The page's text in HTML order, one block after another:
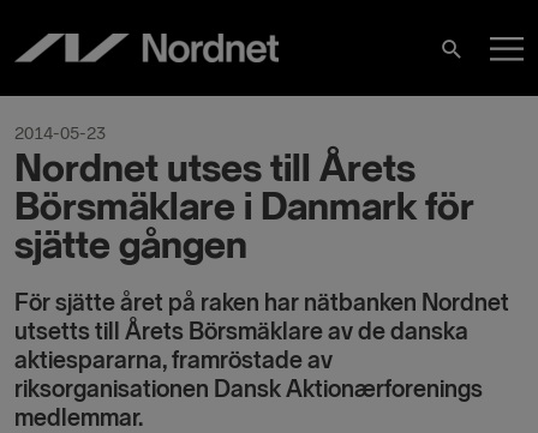
content
Search
2014-05-23
Nordnet utses till Årets
Börsmäklare i Danmark för
sjätte gången
För sjätte året på raken har nätbanken Nordnet
utsetts till Årets Börsmäklare av de danska
aktiespararna, framröstade av
riksorganisationen Dansk Aktionærforenings
medlemmar.